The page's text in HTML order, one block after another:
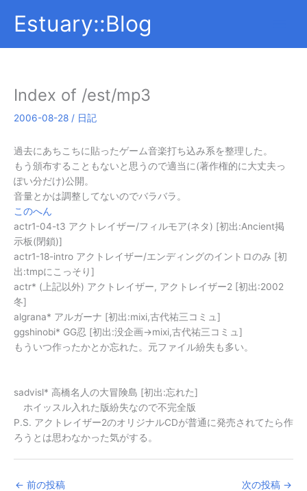
Estuary::Blog
Index of /est/mp3
2006-08-28 / 日記
過去にあちこちに貼ったゲーム音楽打ち込み系を整理した。
もう頒布することもないと思うので適当に(著作権的に大丈夫っ
ぽい分だけ)公開。
音量とかは調整してないのでバラバラ。
このへん
actr1-04-t3 アクトレイザー/フィルモア(ネタ) [初出:Ancient掲
示板(閉鎖)]
actr1-18-intro アクトレイザー/エンディングのイントロのみ [初
出:tmpにこっそり]
actr* (上記以外) アクトレイザー, アクトレイザー2 [初出:2002
冬]
algrana* アルガーナ [初出:mixi,古代祐三コミュ]
ggshinobi* GG忍 [初出:没企画→mixi,古代祐三コミュ]
もういつ作ったかとか忘れた。元ファイル紛失も多い。
sadvisl* 高橋名人の大冒険島 [初出:忘れた]
ホイッスル入れた版紛失なので不完全版
P.S. アクトレイザー2のオリジナルCDが普通に発売されてたら作
ろうとは思わなかった気がする。
← 前の投稿 次の投稿 →